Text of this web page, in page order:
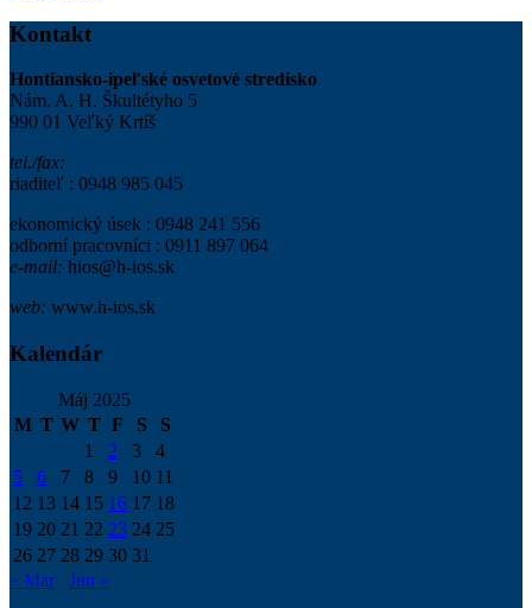
Kontakt
Hontiansko-ipeľské osvetové stredisko
Nám. A. H. Škultétyho 5
990 01 Veľký Krtíš
tel./fax:
riaditeľ : 0948 985 045
ekonomický úsek : 0948 241 556
odborní pracovníci : 0911 897 064
e-mail: hios@h-ios.sk
web: www.h-ios.sk
Kalendár
Máj 2025
M T W T F S
S
1
2 3
4
5
6 7 8 9 10 11
12 13 14 15 16 17 18
19 20 21 22 23 24 25
26 27 28 29 30 31
« Mar
Jun »